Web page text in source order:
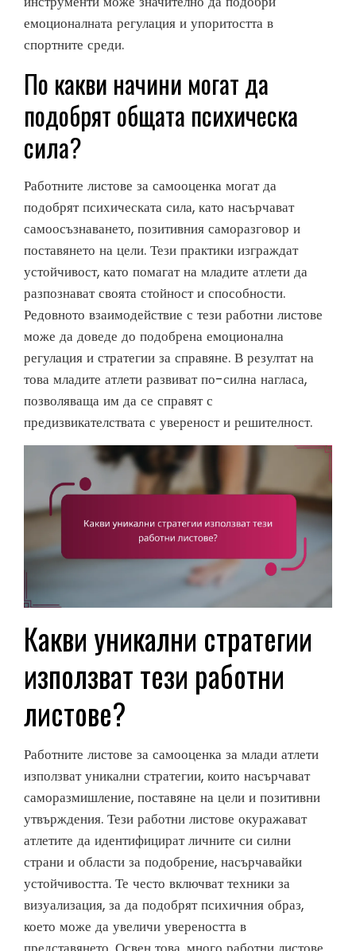
емоционалната регулация и упоритостта в
спортните среди.
По какви начини могат да
подобрят общата психическа
сила?
Работните листове за самооценка могат да
подобрят психическата сила, като насърчават
самоосъзнаването, позитивния саморазговор и
поставянето на цели. Тези практики изграждат
устойчивост, като помагат на младите атлети да
разпознават своята стойност и способности.
Редовното взаимодействие с тези работни листове
може да доведе до подобрена емоционална
регулация и стратегии за справяне. В резултат на
това младите атлети развиват по-силна нагласа,
позволяваща им да се справят с
предизвикателствата с увереност и решителност.
Какви уникални стратегии
използват тези работни
листове?
Работните листове за самооценка за млади атлети
използват уникални стратегии, които насърчават
саморазмишление, поставяне на цели и позитивни
утвърждения. Тези работни листове окуражават
атлетите да идентифицират личните си силни
страни и области за подобрение, насърчавайки
устойчивостта. Те често включват техники за
визуализация, за да подобрят психичния образ,
което може да увеличи увереността в